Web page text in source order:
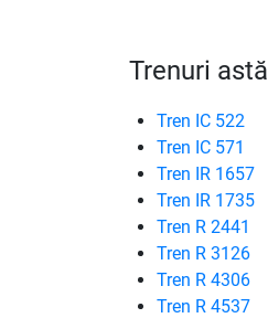
Trenuri
Tren IC 522
Tren IC 571
Tren IR 1657
Tren IR 1735
Tren R 2441
Tren R 3126
Tren R 4306
Tren R 4537